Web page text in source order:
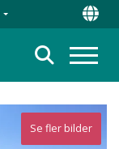
Sök
Se fler bilder